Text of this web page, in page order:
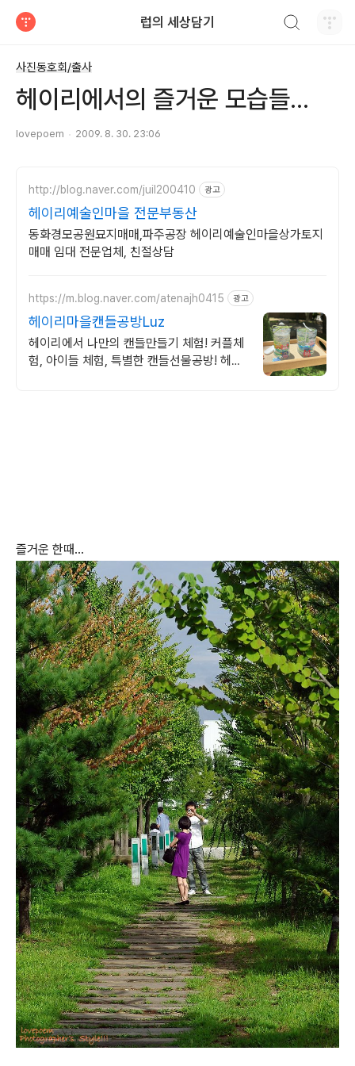
럽의 세상담기
사진동호회/출사
헤이리에서의 즐거운 모습들...
lovepoem 2009. 8. 30. 23:06
http://blog.naver.com/juil200410 광고
헤이리예술인마을 전문부동산
동화경모공원묘지매매,파주공장 헤이리예술인마을상가토지
매매 임대 전문업체, 친절상담
https://m.blog.naver.com/atenajh0415 광고
헤이리마을캔들공방Luz
헤이리에서 나만의 캔들만들기 체험! 커플체
험, 아이들 체험, 특별한 캔들선물공방! 헤이
즐거운 한때...